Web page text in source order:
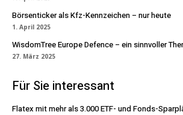
Börsenticker als Kfz-Kennzeichen – nur heute
1. April 2025
WisdomTree Europe Defence – ein sinnvoller
27. März 2025
Für Sie interessant
Flatex mit mehr als 3.000 ETF- und Fonds-